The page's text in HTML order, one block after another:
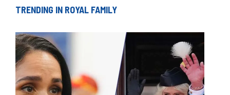
TRENDING IN ROYAL FAMILY